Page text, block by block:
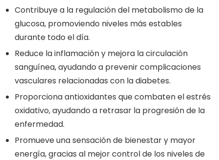
Contribuye a la regulación del metabolismo de la
glucosa, promoviendo niveles más estables
durante todo el día.
Reduce la inflamación y mejora la circulación
sanguínea, ayudando a prevenir complicaciones
vasculares relacionadas con la diabetes.
Proporciona antioxidantes que combaten el estrés
oxidativo, ayudando a retrasar la progresión de la
enfermedad.
Promueve una sensación de bienestar y mayor
energía, gracias al mejor control de los niveles de